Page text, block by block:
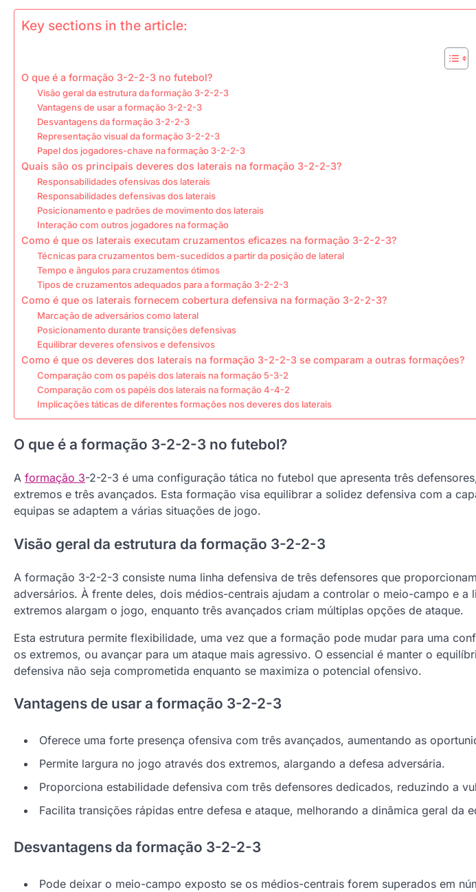
Key sections in the article:
O que é a formação 3-2-2-3 no futebol?
Visão geral da estrutura da formação 3-2-2-3
Vantagens de usar a formação 3-2-2-3
Desvantagens da formação 3-2-2-3
Representação visual da formação 3-2-2-3
Papel dos jogadores-chave na formação 3-2-2-3
Quais são os principais deveres dos laterais na formação 3-2-2-3?
Responsabilidades ofensivas dos laterais
Responsabilidades defensivas dos laterais
Posicionamento e padrões de movimento dos laterais
Interação com outros jogadores na formação
Como é que os laterais executam cruzamentos eficazes na formação 3-2-2-3?
Técnicas para cruzamentos bem-sucedidos a partir da posição de lateral
Tempo e ângulos para cruzamentos ótimos
Tipos de cruzamentos adequados para a formação 3-2-2-3
Como é que os laterais fornecem cobertura defensiva na formação 3-2-2-3?
Marcação de adversários como lateral
Posicionamento durante transições defensivas
Equilibrar deveres ofensivos e defensivos
Como é que os deveres dos laterais na formação 3-2-2-3 se comparam a outras formações?
Comparação com os papéis dos laterais na formação 5-3-2
Comparação com os papéis dos laterais na formação 4-4-2
Implicações táticas de diferentes formações nos deveres dos laterais
O que é a formação 3-2-2-3 no futebol?
A formação 3-2-2-3 é uma configuração tática no futebol que apresenta três
extremos e três avançados. Esta formação visa equilibrar a solidez defensiva com a
equipas se adaptem a várias situações de jogo.
Visão geral da estrutura da formação 3-2-2-3
A formação 3-2-2-3 consiste numa linha defensiva de três defensores que
adversários. À frente deles, dois médios-centrais ajudam a controlar o meio-campo e a
extremos alargam o jogo, enquanto três avançados criam múltiplas opções de ataque.
Esta estrutura permite flexibilidade, uma vez que a formação pode mudar para uma
os extremos, ou avançar para um ataque mais agressivo. O essencial é manter o
defensiva não seja comprometida enquanto se maximiza o potencial ofensivo.
Vantagens de usar a formação 3-2-2-3
Oferece uma forte presença ofensiva com três avançados, aumentando as
Permite largura no jogo através dos extremos, alargando a defesa adversária.
Proporciona estabilidade defensiva com três defensores dedicados, reduzindo a
Facilita transições rápidas entre defesa e ataque, melhorando a dinâmica geral da
Desvantagens da formação 3-2-2-3
Pode deixar o meio-campo exposto se os médios-centrais forem superados em